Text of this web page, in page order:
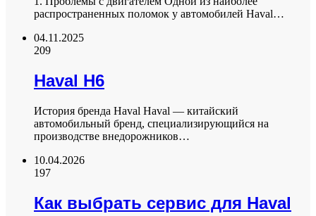
распространенных поломок у автомобилей Haval…
04.11.2025
209
Haval H6
История бренда Haval Haval — китайский
автомобильный бренд, специализирующийся на
производстве внедорожников…
10.04.2026
197
Как выбрать сервис для Haval